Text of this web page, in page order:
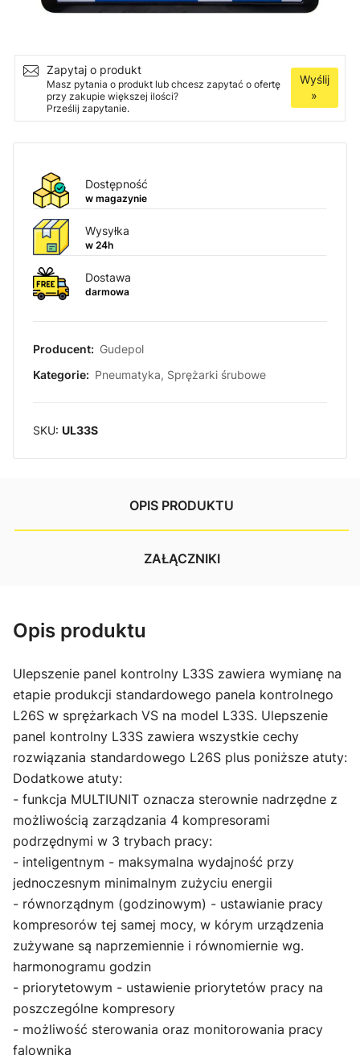
Dodaj do koszyka
Zapytaj o produkt
Masz pytania o produkt lub chcesz zapytać o ofertę
przy zakupie większej ilości?
Prześlij zapytanie.
Wyślij
»
Dostępność
w magazynie
Wysyłka
w 24h
Dostawa
darmowa
Producent: Gudepol
Kategorie: Pneumatyka, Sprężarki śrubowe
SKU: UL33S
OPIS PRODUKTU
ZAŁĄCZNIKI
Opis produktu
Ulepszenie panel kontrolny L33S zawiera wymianę na
etapie produkcji standardowego panela kontrolnego
L26S w sprężarkach VS na model L33S. Ulepszenie
panel kontrolny L33S zawiera wszystkie cechy
rozwiązania standardowego L26S plus poniższe atuty:
Dodatkowe atuty:
- funkcja MULTIUNIT oznacza sterownie nadrzędne z
możliwością zarządzania 4 kompresorami
podrzędnymi w 3 trybach pracy:
- inteligentnym - maksymalna wydajność przy
jednoczesnym minimalnym zużyciu energii
- równorządnym (godzinowym) - ustawianie pracy
kompresorów tej samej mocy, w kórym urządzenia
zużywane są naprzemiennie i równomiernie wg.
harmonogramu godzin
- priorytetowym - ustawienie priorytetów pracy na
poszczególne kompresory
- możliwość sterowania oraz monitorowania pracy
falownika